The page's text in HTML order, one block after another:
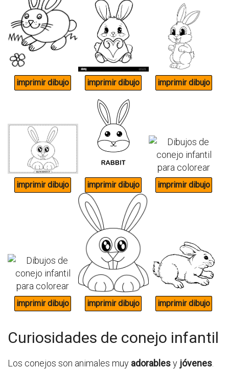
Curiosidades de conejo infantil
Los conejos son animales muy adorablesy jóvenes